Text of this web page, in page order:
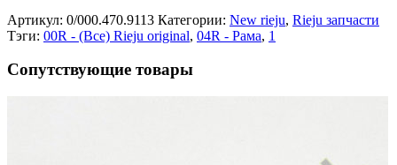
Артикул: 0/000.470.9113 Категории: New rieju, Rieju запчасти
Тэги: 00R - (Все) Rieju original, 04R - Рама, 1
Сопутствующие товары